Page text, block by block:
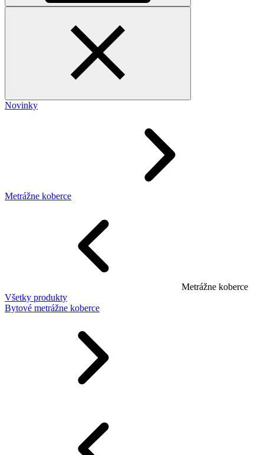
Novinky
Metrážne koberce
Metrážne koberce
Všetky produkty
Bytové metrážne koberce